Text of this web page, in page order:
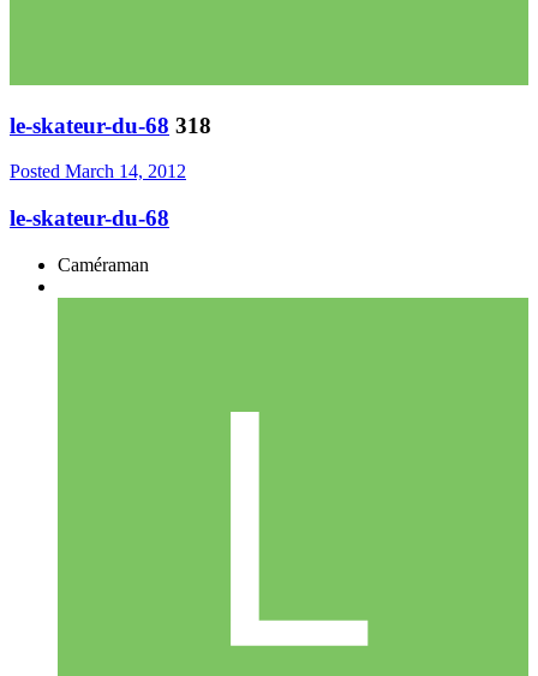
le-skateur-du-68 318
Posted March 14, 2012
le-skateur-du-68
Caméraman